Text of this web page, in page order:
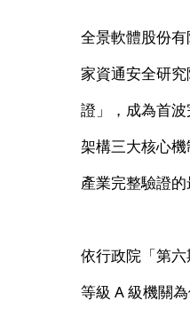
全景軟體股份
家資通安全研
證」，成為首
架構三大核心
產業完整驗證的
依行政院「第
等級 A 級機關